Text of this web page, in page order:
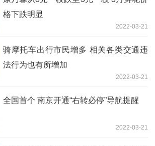
格下跌明显
2022-03-21
骑摩托车出行市民增多 相关各类交通违
法行为也有所增加
2022-03-21
全国首个 南京开通“右转必停”导航提醒
2022-03-21